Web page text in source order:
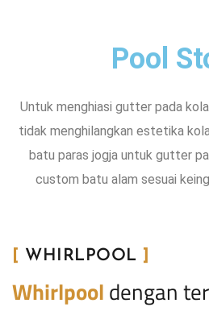
Pool
Untuk menghiasi gutter pada
tidak menghilangkan estetika
batu paras jogja untuk gutter
custom batu alam sesuai
[ WHIRLPOOL ]
Whirlpooldengan